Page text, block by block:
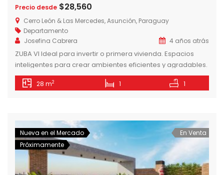
Precio desde $28,560
Cerro León & Las Mercedes, Asunción, Paraguay
Departamento
Josefina Cabrera
4 años atrás
ZUBA VI Ideal para invertir o primera vivienda. Espacios
inteligentes para crear ambientes eficientes y agradables.
AMENITIES – Piscina – Solarium – Lavadero – Gym exterior –
Quinchos Climatizados – Parrillas – Baños Sexados – Dos
ubicadas en formato […]
28 m2 1 1
Nueva en el Mercado
Próximamente
En Venta